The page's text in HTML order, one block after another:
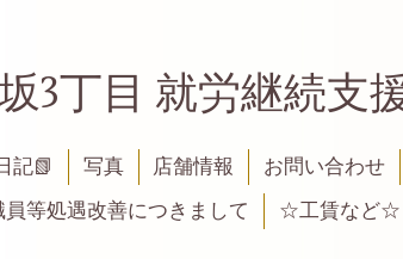
3丁目 就労継続支
記📗 写真 店舗情報 お問い合わせ
等処遇改善につきまして
☆工賃など☆